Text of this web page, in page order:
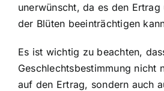
unerwünscht, da es den
der Blüten beeinträchtigen
Es ist wichtig zu beachten,
Geschlechtsbestimmung nicht
auf den Ertrag, sondern auch